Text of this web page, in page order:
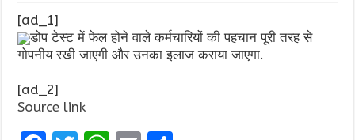
[ad_1]
डोप टेस्‍ट में फेल होने वाले कर्मचारियों की पहचान पूरी तरह से
गोपनीय रखी जाएगी और उनका इलाज कराया जाएगा.
[ad_2]
Source link